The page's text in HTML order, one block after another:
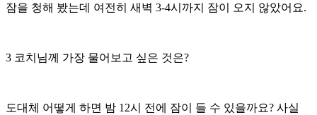
잠을 청해 봤는데 여전히 새벽 3-4시까지 잠이 오지 않았어요.
3 코치님께 가장 물어보고 싶은 것은?
도대체 어떻게 하면 밤 12시 전에 잠이 들 수 있을까요? 사실